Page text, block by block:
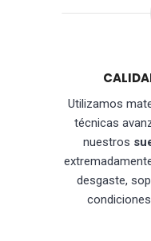
Utilizamos
técnicas
nuestros
desgaste,